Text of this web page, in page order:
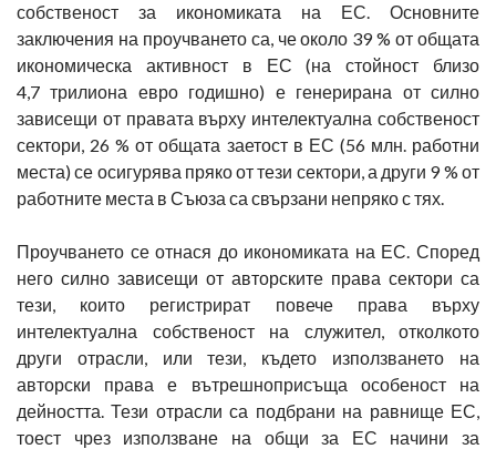
собственост за икономиката на ЕС. Основните
заключения на проучването са, че около 39 % от общата
икономическа активност в ЕС (на стойност близо
4,7 трилиона евро годишно) е генерирана от силно
зависещи от правата върху интелектуална собственост
сектори, 26 % от общата заетост в ЕС (56 млн. работни
места) се осигурява пряко от тези сектори, а други 9 % от
работните места в Съюза са свързани непряко с тях.
Проучването се отнася до икономиката на ЕС. Според
него силно зависещи от авторските права сектори са
тези, които регистрират повече права върху
интелектуална собственост на служител, отколкото
други отрасли, или тези, където използването на
авторски права е вътрешноприсъща особеност на
дейността. Тези отрасли са подбрани на равнище ЕС,
тоест чрез използване на общи за ЕС начини за